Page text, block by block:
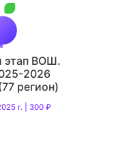
этап ВОШ.
2026
регион)
г. | 300 ₽